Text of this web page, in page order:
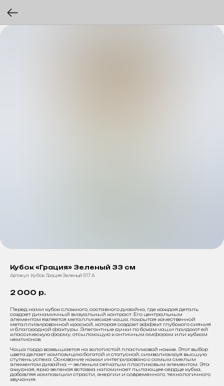
Кубок «Грация» Зеленый 33 см
Артикул: Кубок Грация Зеленый 517 А
2 000 р.
Перед нами кубок сложного, составного дизайна, где каждая деталь
создает динамичный визуальный контраст. Его центральным
элементом является металлическая чаша, покрытая качественной
металлизированной краской, которая создает эффект глубокого сияния
и благородной фактуры. Элегантные ручки по бокам чаши придают ей
классическую форму, отсылающую к античным амфорам или кубкам
чемпионов.
Чаша гордо возвышается на золотистой пластиковой ножке. Этот выбор
цвета делает композицию богатой и статусной, символизируя высшую
ступень успеха. Основание ножки интегрировано с самым смелым
элементом дизайна — зеленым сетчатым пластиковым элементом. Эта
ажурная, ярко-зеленая вставка напоминает пылающее сердце кубка,
добавляя композиции страсти, энергии и современного, технологичного
звучания.